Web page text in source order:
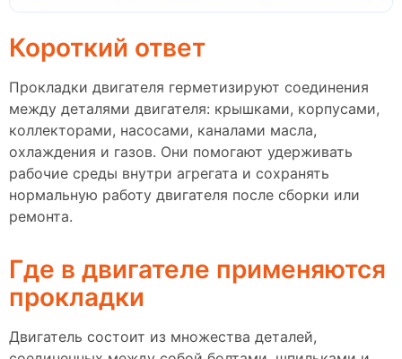
Короткий ответ
Прокладки двигателя герметизируют соединения
между деталями двигателя: крышками, корпусами,
коллекторами, насосами, каналами масла,
охлаждения и газов. Они помогают удерживать
рабочие среды внутри агрегата и сохранять
нормальную работу двигателя после сборки или
ремонта.
Где в двигателе применяются
прокладки
Двигатель состоит из множества деталей,